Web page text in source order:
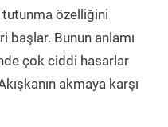
özelliğini
başlar. Bunun anlamı
çok ciddi hasarlar
akmaya karşı